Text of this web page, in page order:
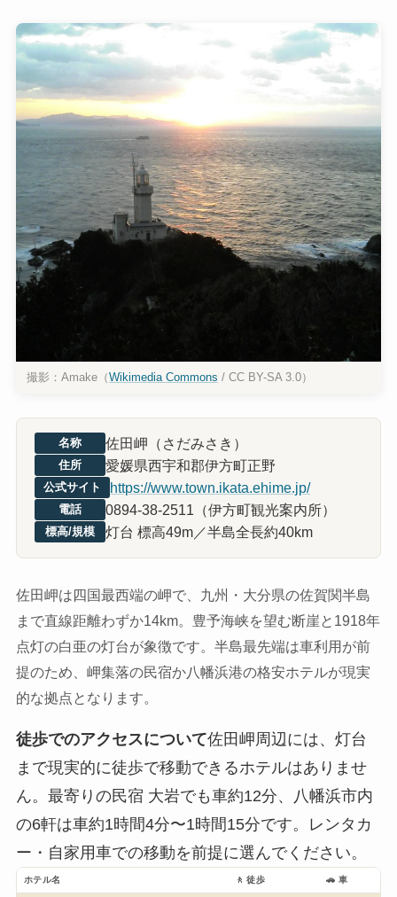
撮影：Amake（Wikimedia Commons / CC BY-SA 3.0）
名称 佐田岬（さだみさき）
住所 愛媛県西宇和郡伊方町正野
公式サイト https://www.town.ikata.ehime.jp/
電話 0894-38-2511（伊方町観光案内所）
標高/規模 灯台 標高49m／半島全長約40km
佐田岬は四国最西端の岬で、九州・大分県の佐賀関半島
まで直線距離わずか14km。豊予海峡を望む断崖と1918年
点灯の白亜の灯台が象徴です。半島最先端は車利用が前
提のため、岬集落の民宿か八幡浜港の格安ホテルが現実
的な拠点となります。
徒歩でのアクセスについて佐田岬周辺には、灯台
まで現実的に徒歩で移動できるホテルはありませ
ん。最寄りの民宿 大岩でも車約12分、八幡浜市内
の6軒は車約1時間4分〜1時間15分です。レンタカ
ー・自家用車での移動を前提に選んでください。
ホテル名 🚶 徒歩 🚗 車